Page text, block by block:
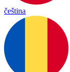
čeština